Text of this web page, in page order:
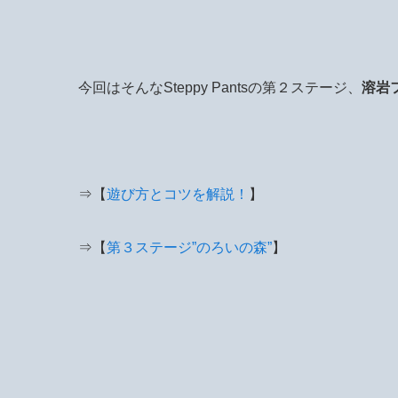
今回はそんなSteppy Pantsの第２ステージ、 溶岩
⇒【遊び方とコツを解説！ 】
⇒【第３ステージ”のろいの森”】